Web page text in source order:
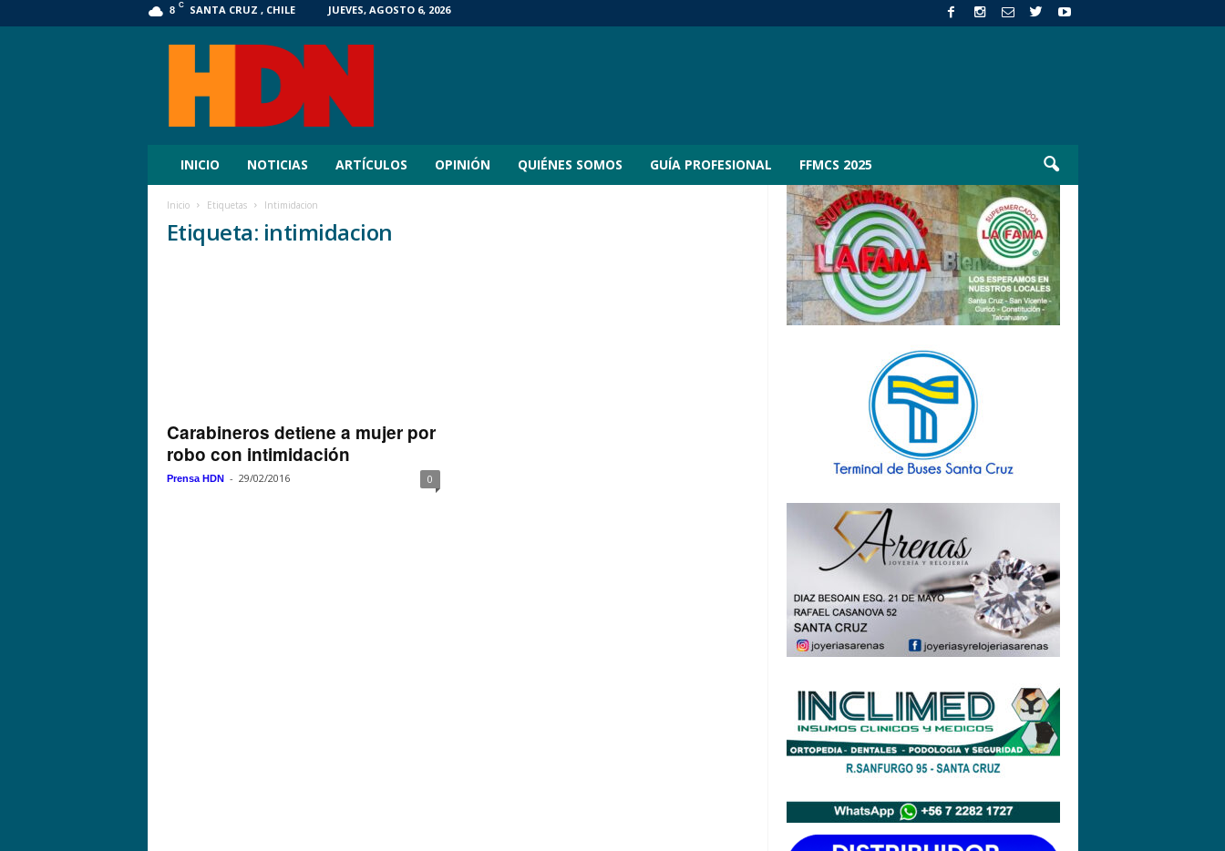
8 C SANTA CRUZ , CHILE JUEVES, AGOSTO 6, 2026
HDN
INICIO NOTICIAS ARTÍCULOS OPINIÓN QUIÉNES SOMOS GUÍA PROFESIONAL FFMCS 2025
Inicio Etiquetas Intimidacion
Etiqueta: intimidacion
Carabineros detiene a mujer por
robo con intimidación
Prensa HDN - 29/02/2016 0